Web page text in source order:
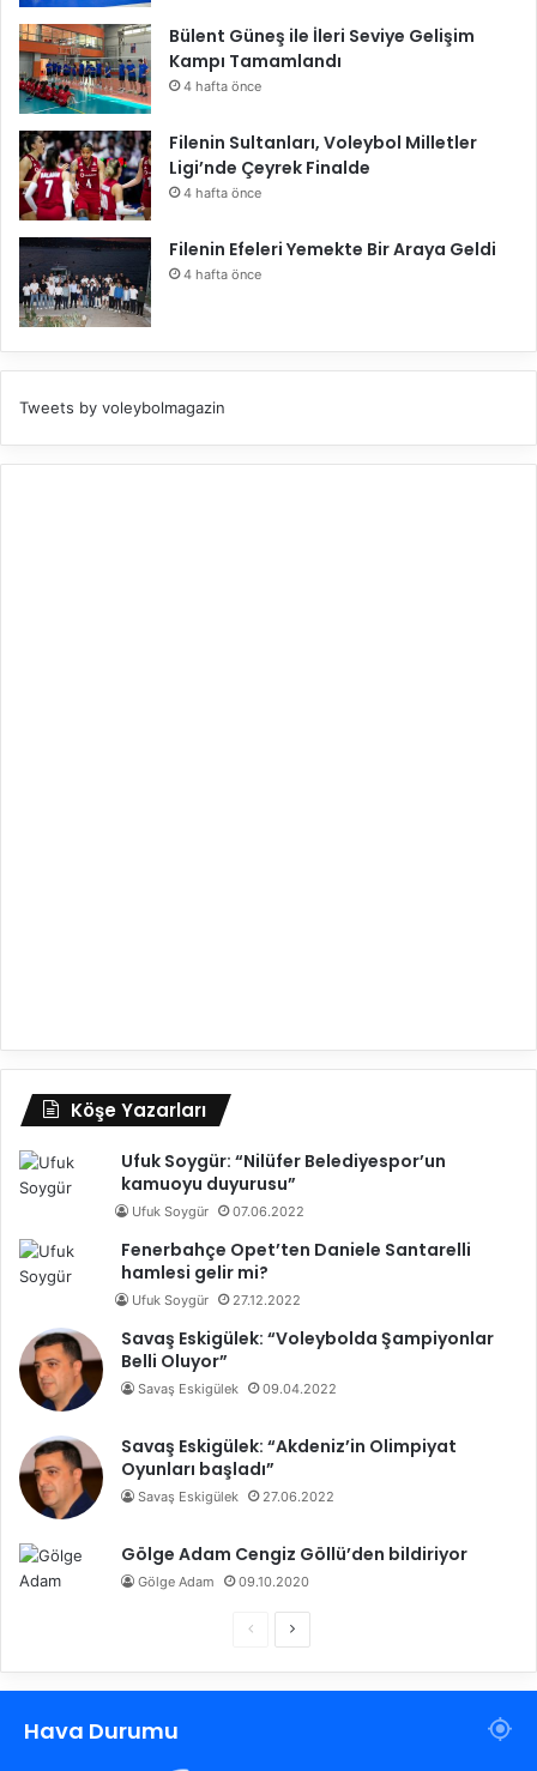
Bülent Güneş ile İleri Seviye Gelişim
Kampı Tamamlandı
4 hafta önce
Filenin Sultanları, Voleybol Milletler
Ligi’nde Çeyrek Finalde
4 hafta önce
Filenin Efeleri Yemekte Bir Araya Geldi
4 hafta önce
Tweets by voleybolmagazin
Köşe Yazarları
Ufuk Soygür: “Nilüfer Belediyespor’un
kamuoyu duyurusu”
Ufuk Soygür 07.06.2022
Fenerbahçe Opet’ten Daniele Santarelli
hamlesi gelir mi?
Ufuk Soygür 27.12.2022
Savaş Eskigülek: “Voleybolda Şampiyonlar
Belli Oluyor”
Savaş Eskigülek 09.04.2022
Savaş Eskigülek: “Akdeniz’in Olimpiyat
Oyunları başladı”
Savaş Eskigülek 27.06.2022
Gölge Adam Cengiz Göllü’den bildiriyor
Gölge Adam 09.10.2020
c
n
Hava Durumu